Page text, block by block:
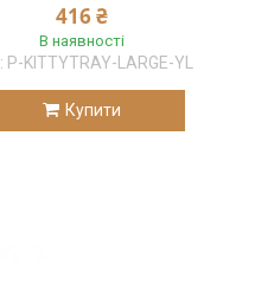
416 ₴
В наявності
P-KITTYTRAY-LARGE-YL
Купити